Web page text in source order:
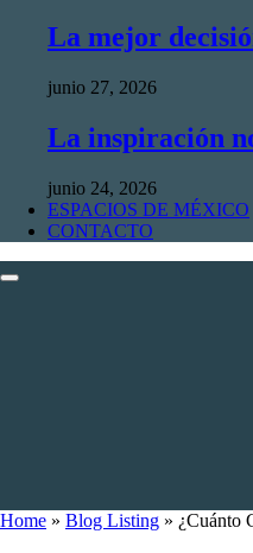
La mejor
junio 27, 2026
La inspiración
junio 24, 2026
ESPACIOS DE MÉXICO
CONTACTO
Home » Blog Listing » ¿Cuánto